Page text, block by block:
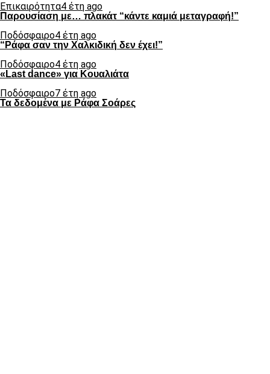
Επικαιρότητα4 έτη ago
Παρουσίαση με… πλακάτ “κάντε καμιά μεταγραφή!”
Ποδόσφαιρο4 έτη ago
“Ράφα σαν την Χαλκιδική δεν έχει!”
Ποδόσφαιρο4 έτη ago
«Last dance» για Κουαλιάτα
Ποδόσφαιρο7 έτη ago
Τα δεδομένα με Ράφα Σοάρες